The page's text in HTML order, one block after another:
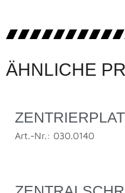
ÄHNLICHE
Art.-Nr.: 030.0140